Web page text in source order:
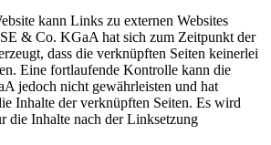
kann Links zu externen Websites
& Co. KGaA hat sich zum Zeitpunkt der
dass die verknüpften Seiten keinerlei
Eine fortlaufende Kontrolle kann die
jedoch nicht gewährleisten und hat
Inhalte der verknüpften Seiten. Es wird
die Inhalte nach der Linksetzung